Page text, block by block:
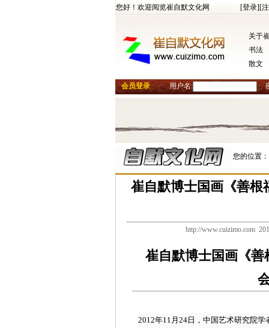
您好！欢迎阅览崔自默文化网 [登录][
关于
书法
散文
会员登录 用户名:
您的位置：
崔自默博士国画《善根
http://www.cuizimo.com
崔自默博士国画《善
2012年11月24日，中国艺术研究院